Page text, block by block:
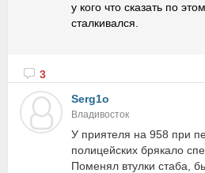
у кого что сказать по
сталкивался.
3
Serg1o
Владивосток
У приятеля на 958 при
полицейских брякало
Поменял втулки стаба,